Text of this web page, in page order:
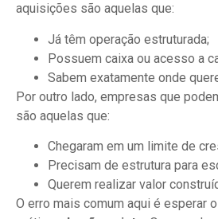
aquisições são aquelas que:
Já têm operação estruturada;
Possuem caixa ou acesso a
Sabem exatamente onde
Por outro lado, empresas que
são aquelas que:
Chegaram em um limite de
Precisam de estrutura para
Querem realizar valor
O erro mais comum aqui é esperar